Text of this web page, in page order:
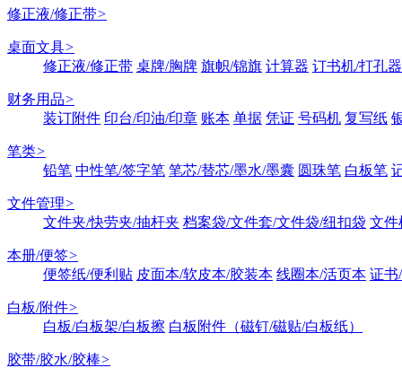
修正液/修正带>
桌面文具>
修正液/修正带 桌牌/胸牌 旗帜/锦旗 计算器 订书机/打孔器
财务用品>
装订附件 印台/印油/印章 账本 单据 凭证 号码机 复写纸
笔类>
铅笔 中性笔/签字笔 笔芯/替芯/墨水/墨囊 圆珠笔 白板笔
文件管理>
文件夹/快劳夹/抽杆夹 档案袋/文件套/文件袋/纽扣袋 文件
本册/便签>
便签纸/便利贴 皮面本/软皮本/胶装本 线圈本/活页本 证书
白板/附件>
白板/白板架/白板擦 白板附件（磁钉/磁贴/白板纸）
胶带/胶水/胶棒>